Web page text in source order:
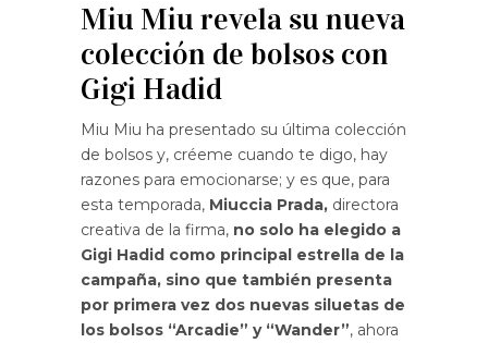
Miu Miu revela su nueva
colección de bolsos con
Gigi Hadid
Miu Miu ha presentado su última colección
de bolsos y, créeme cuando te digo, hay
razones para emocionarse; y es que, para
esta temporada, Miuccia Prada, directora
creativa de la firma, no solo ha elegido a
Gigi Hadid como principal estrella de la
campaña, sino que también presenta
por primera vez dos nuevas siluetas de
los bolsos “Arcadie” y “Wander”, ahora